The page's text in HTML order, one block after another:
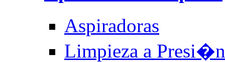
Aspiradoras
Limpieza a Presi�n